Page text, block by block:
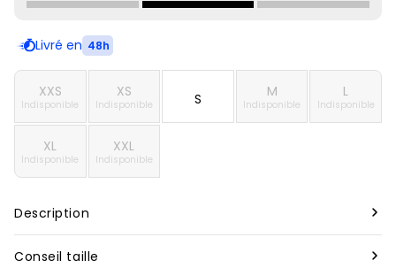
Livré en 48h
XXS
Indisponible
XS
Indisponible S M
Indisponible
L
Indisponible
XL
Indisponible
XXL
Indisponible
Description
Conseil taille